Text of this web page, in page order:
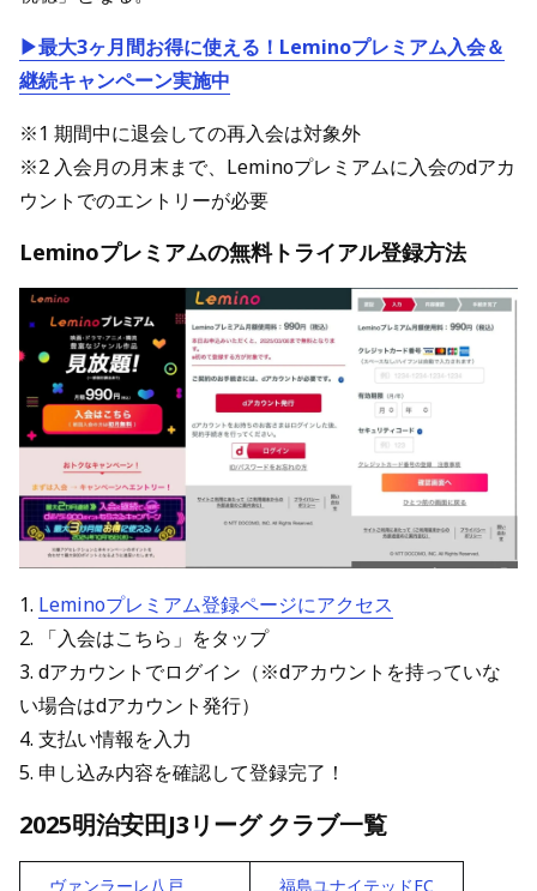
▶最大3ヶ月間お得に使える！Leminoプレミアム入会＆
継続キャンペーン実施中
※1 期間中に退会しての再入会は対象外
※2 入会月の月末まで、Leminoプレミアムに入会のdアカ
ウントでのエントリーが必要
Leminoプレミアムの無料トライアル登録方法
1. Leminoプレミアム登録ページにアクセス
2. 「入会はこちら」をタップ
3. dアカウントでログイン（※dアカウントを持っていな
い場合はdアカウント発行）
4. 支払い情報を入力
5. 申し込み内容を確認して登録完了！
2025明治安田J3リーグ クラブ一覧
ヴァンラーレ八戸 福島ユナイテッドFC